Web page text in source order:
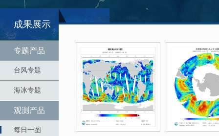
成果展示
专题产品
台风专题
海冰专题
观测产品
每日一图